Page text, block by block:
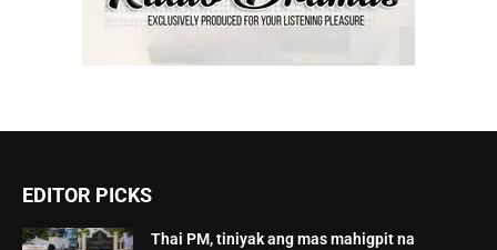
EDITOR PICKS
Thai PM, tiniyak ang mas mahigpit na